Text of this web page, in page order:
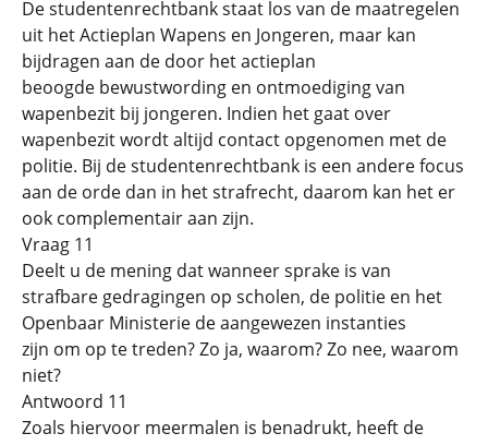
De studentenrechtbank staat los van de maatregelen
uit het Actieplan Wapens en Jongeren, maar kan
bijdragen aan de door het actieplan
beoogde bewustwording en ontmoediging van
wapenbezit bij jongeren. Indien het gaat over
wapenbezit wordt altijd contact opgenomen met de
politie. Bij de studentenrechtbank is een andere focus
aan de orde dan in het strafrecht, daarom kan het er
ook complementair aan zijn.
Vraag 11
Deelt u de mening dat wanneer sprake is van
strafbare gedragingen op scholen, de politie en het
Openbaar Ministerie de aangewezen instanties
zijn om op te treden? Zo ja, waarom? Zo nee, waarom
niet?
Antwoord 11
Zoals hiervoor meermalen is benadrukt, heeft de